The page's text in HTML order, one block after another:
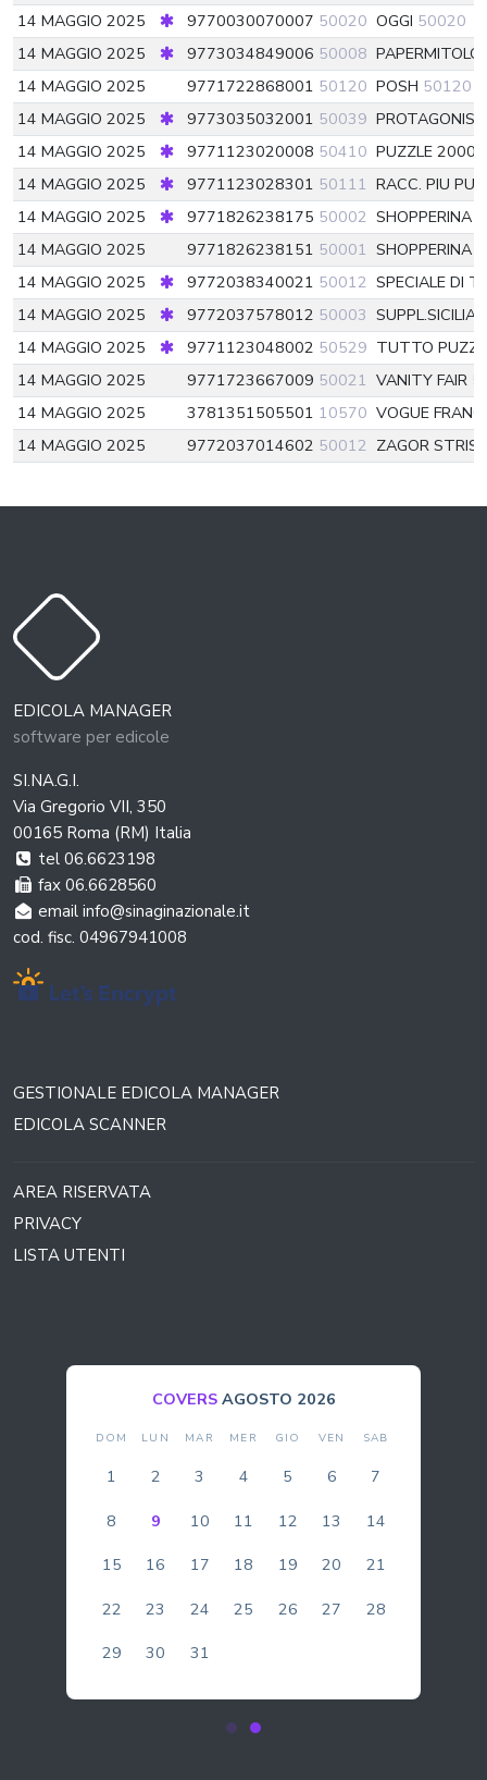
14 MAGGIO 2025
9770030070007 50020 OGGI 50020
14 MAGGIO 2025
9773034849006 50008
14 MAGGIO 2025
9771722868001 50120 POSH 50120
14 MAGGIO 2025
9773035032001 50039
14 MAGGIO 2025
9771123020008 50410 PUZZLE 2000
14 MAGGIO 2025
9771123028301 50111 RACC. PIU
14 MAGGIO 2025
9771826238175 50002 SHOPPERINA
14 MAGGIO 2025
9771826238151 50001 SHOPPERINA
14 MAGGIO 2025
9772038340021 50012 SPECIALE DI
14 MAGGIO 2025
9772037578012 50003 SUPPL.SICILIA
14 MAGGIO 2025
9771123048002 50529 TUTTO
14 MAGGIO 2025
9771723667009 50021 VANITY FAIR
14 MAGGIO 2025
3781351505501 10570 VOGUE
14 MAGGIO 2025
9772037014602 50012 ZAGOR
EDICOLA MANAGER
software per edicole
SI.NA.G.I.
Via Gregorio VII, 350
00165 Roma (RM) Italia
tel 06.6623198
fax 06.6628560
email info@sinaginazionale.it
cod. fisc. 04967941008
GESTIONALE EDICOLA MANAGER
EDICOLA SCANNER
AREA RISERVATA
PRIVACY
LISTA UTENTI
BOLLA AGOSTO 2026
DOM LUN MAR MER GIO VEN